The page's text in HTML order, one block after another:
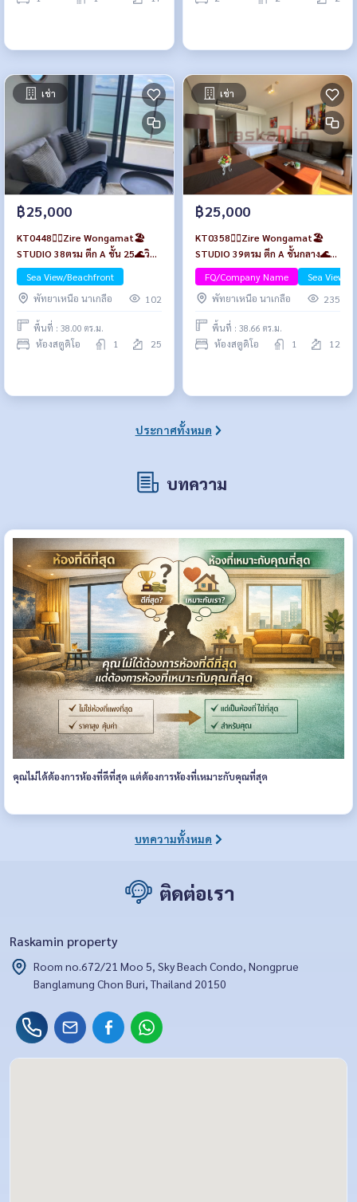
เช่า
฿25,000
KT0448🏄‍♂️Zire Wongamat🏖️
STUDIO 38ตรม ตึก A ชั้น 25🌊วิว
ทะเล😎พร้อมเฟอร์นิเจอร์🏄‍♂️Zire
Wongamat ซายร์ วงศ์อมาตย์
พัทยา
Sea View/Beachfront
พัทยาเหนือ นาเกลือ
102
พื้นที่ : 38.00 ตร.ม.
ห้องสตูดิโอ 1 25
เช่า
฿25,000
KT0358🏄‍♂️Zire Wongamat🏖️
STUDIO 39ตรม ตึก A ชั้นกลาง🌊
วิวทะเล😎พร้อมเฟอร์นิเจอร์
FQ/Company Name
Sea View/
พัทยาเหนือ นาเกลือ
235
พื้นที่ : 38.66 ตร.ม.
ห้องสตูดิโอ 1 12
ประกาศทั้งหมด
บทความ
คุณไม่ได้ต้องการห้องที่ดีที่สุด แต่ต้องการห้องที่เหมาะกับคุณที่สุด
บทความทั้งหมด
ติดต่อเรา
Raskamin property
Room no.672/21 Moo 5, Sky Beach Condo, Nongprue
Banglamung Chon Buri, Thailand 20150